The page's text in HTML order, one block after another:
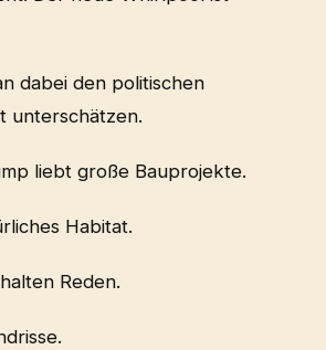
dabei den politischen
unterschätzen.
liebt große Bauprojekte.
Habitat.
Reden.